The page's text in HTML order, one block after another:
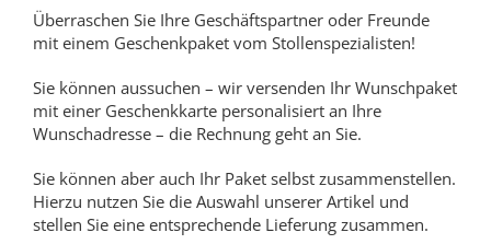
Überraschen Sie Ihre Geschäftspartner oder Freunde
mit einem Geschenkpaket vom Stollenspezialisten!
Sie können aussuchen – wir versenden Ihr Wunschpaket
mit einer Geschenkkarte personalisiert an Ihre
Wunschadresse – die Rechnung geht an Sie.
Sie können aber auch Ihr Paket selbst zusammenstellen.
Hierzu nutzen Sie die Auswahl unserer Artikel und
stellen Sie eine entsprechende Lieferung zusammen.